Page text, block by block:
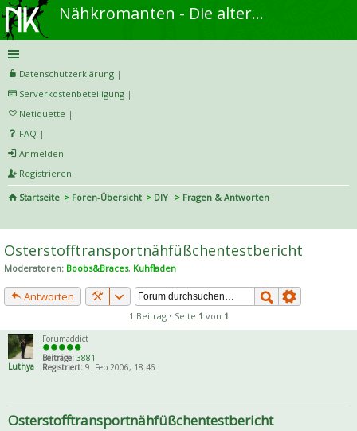
Nähkromanten - Die alternative Näh- und DIY-Community
Datenschutzerklärung |
Serverkostenbeteiligung |
Netiquette |
FAQ |
Anmelden
Registrieren
Startseite
Foren-Übersicht DIY
Fragen & Antworten
he
Osterstofftransportnähfüßchentestbericht
Moderatoren: Boobs&Braces, Kuhfladen
Antworten
1 Beitrag • Seite 1 von 1
Luthya
Forumaddict
Beiträge: 3881
Registriert: 9. Feb 2006, 18:46
Osterstofftransportnähfüßchentestbericht